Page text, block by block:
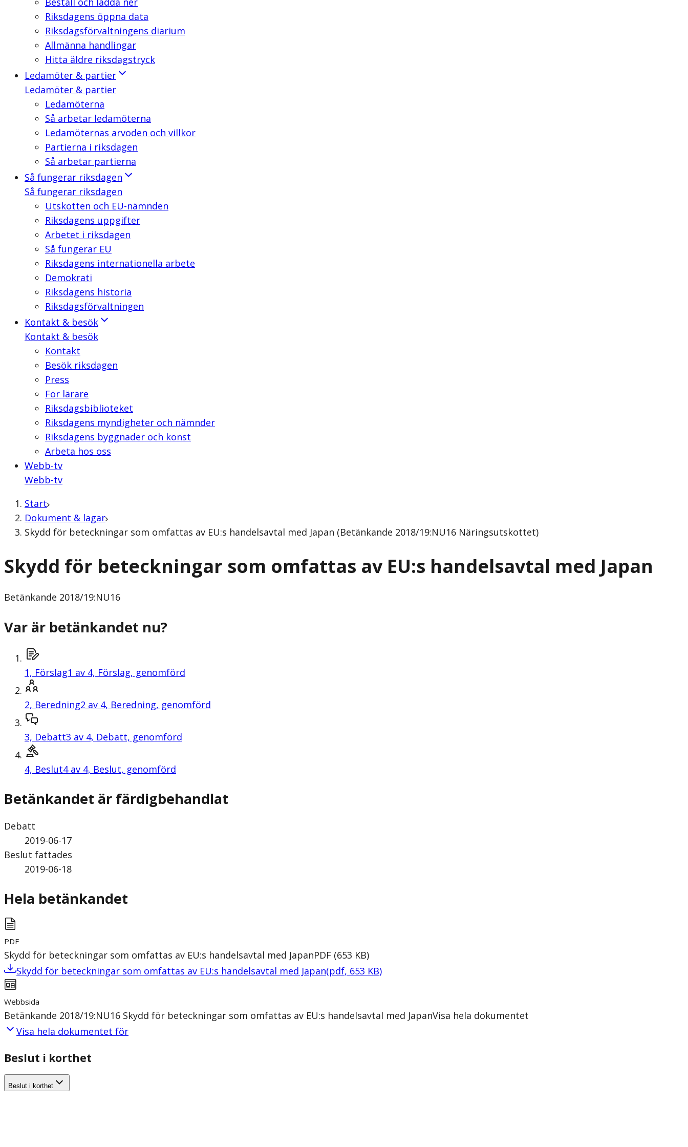
Riksdagens öppna data
Riksdagsförvaltningens diarium
Allmänna handlingar
Hitta äldre riksdagstryck
Ledamöter & partier
Ledamöter & partier
Ledamöterna
Så arbetar ledamöterna
Ledamöternas arvoden och villkor
Partierna i riksdagen
Så arbetar partierna
Så fungerar riksdagen
Så fungerar riksdagen
Utskotten och EU-nämnden
Riksdagens uppgifter
Arbetet i riksdagen
Så fungerar EU
Riksdagens internationella arbete
Demokrati
Riksdagens historia
Riksdagsförvaltningen
Kontakt & besök
Kontakt & besök
Kontakt
Besök riksdagen
Press
För lärare
Riksdagsbiblioteket
Riksdagens myndigheter och nämnder
Riksdagens byggnader och konst
Arbeta hos oss
Webb-tv
Webb-tv
Start
Dokument & lagar
Skydd för beteckningar som omfattas av EU:s handelsavtal med Japan (Betänkande 2018/19:NU16 Näringsutskottet)
Skydd för beteckningar som omfattas av EU:s handelsavtal med Japan
Betänkande 2018/19:NU16
Var är betänkandet nu?
1, Förslag1 av 4, Förslag, genomförd
2, Beredning2 av 4, Beredning, genomförd
3, Debatt3 av 4, Debatt, genomförd
4, Beslut4 av 4, Beslut, genomförd
Betänkandet är färdigbehandlat
Debatt
2019-06-17
Beslut fattades
2019-06-18
Hela betänkandet
PDF
Skydd för beteckningar som omfattas av EU:s handelsavtal med JapanPDF (653 KB)
Skydd för beteckningar som omfattas av EU:s handelsavtal med Japan(pdf, 653 KB)
Webbsida
Betänkande 2018/19:NU16 Skydd för beteckningar som omfattas av EU:s handelsavtal med JapanVisa hela dokumentet
Visa hela dokumentet för
Beslut i korthet
Beslut i korthet